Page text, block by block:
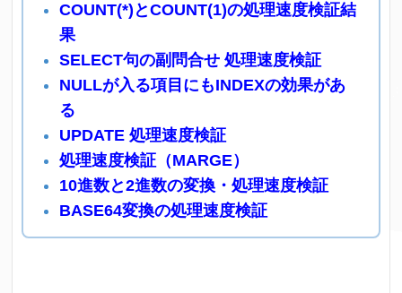
COUNT(*)とCOUNT(1)の処理速度検証結
果
SELECT句の副問合せ 処理速度検証
NULLが入る項目にもINDEXの効果があ
る
UPDATE 処理速度検証
処理速度検証（MARGE）
10進数と2進数の変換・処理速度検証
BASE64変換の処理速度検証